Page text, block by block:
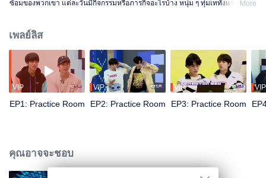
ซ้อมของพวกเขา แต่ละวันมีกิจกรรมหรือภารกิจอะไรบ้าง หนุ่ม ๆ ทุ่มเททั้งแรงกายMore
เพลย์ลิส
VIP
EP1: Practice Room
VIP
EP2: Practice Room
VIP
EP3: Practice Room
VIP
คุณอาจจะชอบ